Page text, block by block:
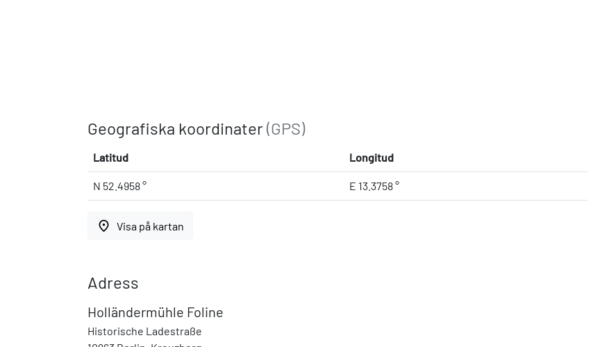
Geografiska koordinater(GPS)
Latitud Longitud
N 52.4958 ° E 13.3758 °
place Visa på kartan
Adress
Holländermühle Foline
Historische Ladestraße